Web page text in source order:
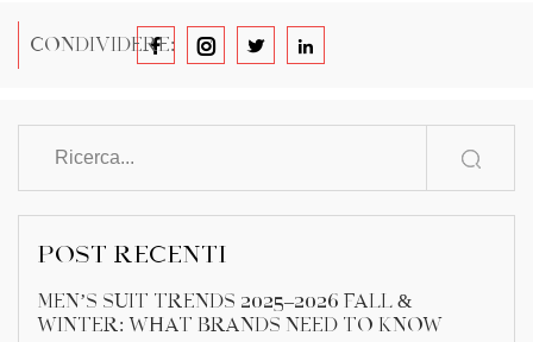
CONDIVIDERE:
POST RECENTI
Men’s Suit Trends 2025–2026 Fall &
Winter: What Brands Need to Know